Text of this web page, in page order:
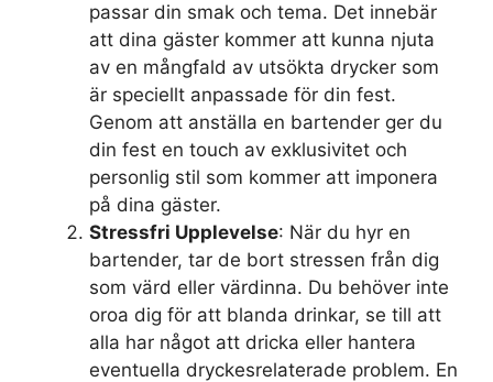
passar din smak och tema. Det innebär
att dina gäster kommer att kunna njuta
av en mångfald av utsökta drycker som
är speciellt anpassade för din fest.
Genom att anställa en bartender ger du
din fest en touch av exklusivitet och
personlig stil som kommer att imponera
på dina gäster.
Stressfri Upplevelse: När du hyr en
bartender, tar de bort stressen från dig
som värd eller värdinna. Du behöver inte
oroa dig för att blanda drinkar, se till att
alla har något att dricka eller hantera
eventuella dryckesrelaterade problem. En